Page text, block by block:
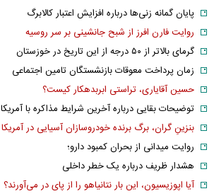
پایان گمانه زنی‌ها درباره افزایش اعتبار کالابرگ
روایت فارن افرز از شبح جانشینی بر سر روسیه
گرمای بالاتر از ۵۰ درجه از این تاریخ در خوزستان
زمان پرداخت معوقات بازنشستگان تامین اجتماعی
حسین آقایاری، تراستی ابربدهکار کیست؟
توضیحات بقایی درباره آخرین شرایط مذاکره با آمریکا
بنزینِ گران، برگ برنده خودروسازان آسیایی در آمریکا
روایت میدانی از بحران کمبود دارو؛
هشدار ظریف درباره یک خطر داخلی
آیا اپوزیسیون، این بار نتانیاهو را از پای در می‌آورند؟